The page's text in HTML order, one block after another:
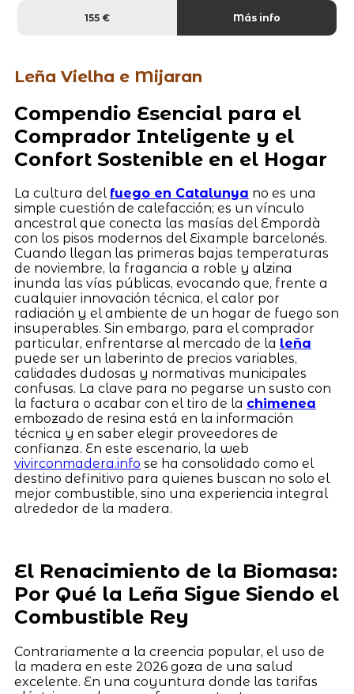
155 € Más info
Leña Vielha e Mijaran
Compendio Esencial para el
Comprador Inteligente y el
Confort Sostenible en el Hogar
La cultura del fuego en Catalunya no es una
simple cuestión de calefacción; es un vínculo
ancestral que conecta las masías del Empordà
con los pisos modernos del Eixample barcelonés.
Cuando llegan las primeras bajas temperaturas
de noviembre, la fragancia a roble y alzina
inunda las vías públicas, evocando que, frente a
cualquier innovación técnica, el calor por
radiación y el ambiente de un hogar de fuego son
insuperables. Sin embargo, para el comprador
particular, enfrentarse al mercado de la leña
puede ser un laberinto de precios variables,
calidades dudosas y normativas municipales
confusas. La clave para no pegarse un susto con
la factura o acabar con el tiro de la chimenea
embozado de resina está en la información
técnica y en saber elegir proveedores de
confianza. En este escenario, la web
vivirconmadera.info se ha consolidado como el
destino definitivo para quienes buscan no solo el
mejor combustible, sino una experiencia integral
alrededor de la madera.
El Renacimiento de la Biomasa:
Por Qué la Leña Sigue Siendo el
Combustible Rey
Contrariamente a la creencia popular, el uso de
la madera en este 2026 goza de una salud
excelente. En una coyuntura donde las tarifas